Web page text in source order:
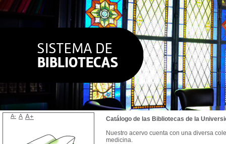
Catálogo de las Bibliotecas de la
Nuestro acervo cuenta con una diversa
medicina.
A- A A+